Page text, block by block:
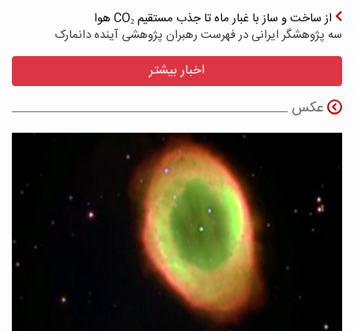
از ساخت و ساز با غبار ماه تا جذب مستقیم CO₂ هوا
سه پژوهشگر ایرانی در فهرست رهبران پژوهشی آینده دانمارک
اخبار بیشتر
عکس